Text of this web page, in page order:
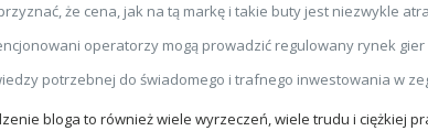
że cena, jak na tą markę i takie buty jest niezwykle
operatorzy mogą prowadzić regulowany rynek
potrzebnej do świadomego i trafnego inwestowania w
bloga to również wiele wyrzeczeń, wiele trudu i ciężkiej